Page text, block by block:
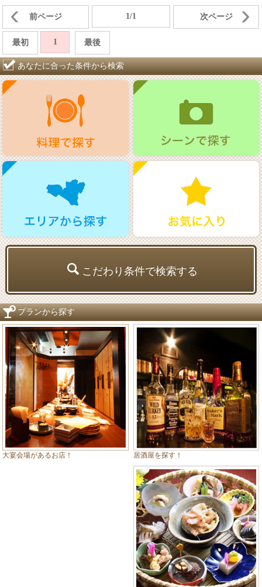
前ページ 1/1 次ページ
最初 1 最後
あなたに合った条件から検索
こだわり条件で検索する
プランから探す
大宴会場があるお店！ 居酒屋を探す！